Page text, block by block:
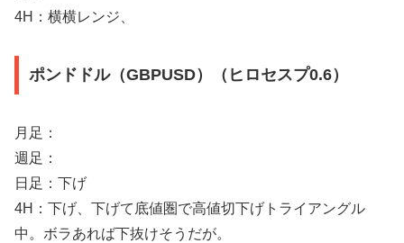
4H：横横レンジ、
ポンドドル（GBPUSD）（ヒロセスプ0.6）
月足：
週足：
日足：下げ
4H：下げ、下げて底値圏で高値切下げトライアングル
中。ボラあれば下抜けそうだが。